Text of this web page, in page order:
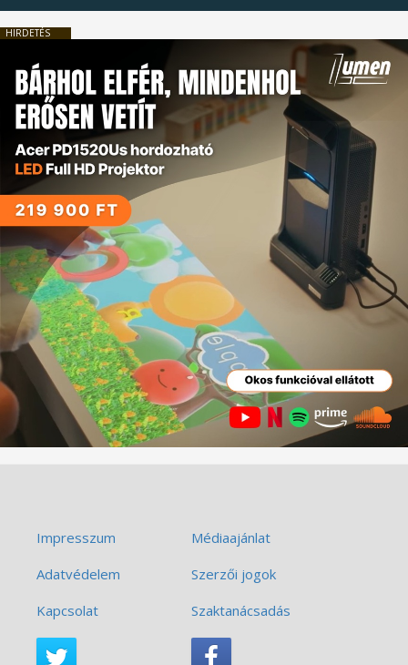
HIRDETÉS
Impresszum
Médiaajánlat
Adatvédelem
Szerzői jogok
Kapcsolat
Szaktanácsadás